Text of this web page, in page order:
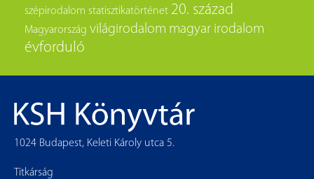
szépirodalom statisztikatörténet 20. század
Magyarország világirodalom magyar irodalom
évforduló
1024 Budapest, Keleti Károly utca 5.
Titkárság